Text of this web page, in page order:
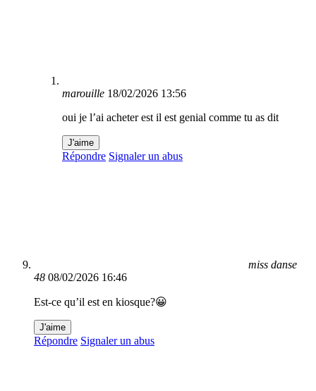
marouille 18/02/2026 13:56
oui je l’ai acheter est il est genial comme tu as dit
J'aime
Répondre Signaler un abus
miss danse
48 08/02/2026 16:46
Est-ce qu’il est en kiosque?😀
J'aime
Répondre Signaler un abus